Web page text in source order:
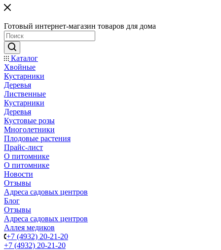
Готовый интернет-магазин товаров для дома
Каталог
Хвойные
Кустарники
Деревья
Лиственные
Кустарники
Деревья
Кустовые розы
Многолетники
Плодовые растения
Прайс-лист
О питомнике
О питомнике
Новости
Отзывы
Адреса садовых центров
Блог
Отзывы
Адреса садовых центров
Аллея медиков
+7 (4932) 20-21-20
+7 (4932) 20-21-20